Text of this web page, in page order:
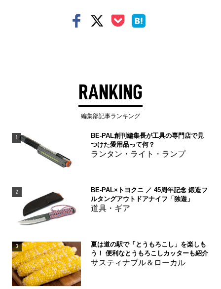
RANKING
編集部記事ランキング
1
BE-PAL創刊編集長が工具の専門店で見
つけた愛用品って何？
ランタン・ライト・ランプ
2
BE-PAL×トヨクニ ／ 45周年記念 鍛造フ
ルタングアウトドアナイフ「独遊」
道具・ギア
3
夏は道の駅で「とうもろこし」を楽しも
う！ 便利なとうもろこしカッターも紹介
サスティナブル＆ローカル